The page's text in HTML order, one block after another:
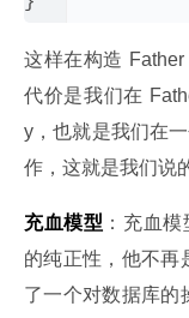
这样在构造
代价是我们在
y，也就是我们在
作，这就是我们说
充血模型 ：充血
的纯正性，他不再
了一个对数据库的